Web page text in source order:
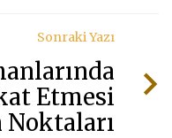
Sonraki Yazı
Etmesi
Noktaları